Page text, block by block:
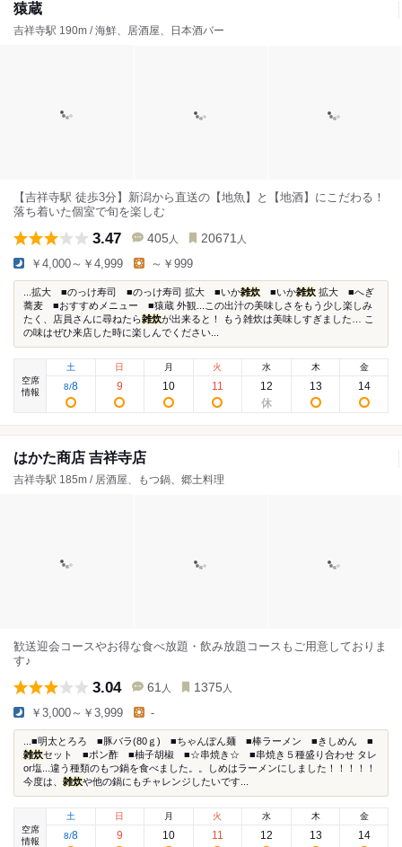
猿蔵
吉祥寺駅 190m / 海鮮、居酒屋、日本酒バー
【吉祥寺駅 徒歩3分】新潟から直送の【地魚】と【地酒】にこだわる！
落ち着いた個室で旬を楽しむ
3.47 405 人 20671 人
￥4,000～￥4,999 ～￥999
...拡大 ■のっけ寿司 ■のっけ寿司 拡大 ■いか雑炊 ■いか雑炊 拡大 ■へぎ
蕎麦 ■おすすめメニュー ■猿蔵 外観...この出汁の美味しさをもう少し楽しみ
たく、店員さんに尋ねたら雑炊が出来ると！ もう雑炊は美味しすぎました… こ
の味はぜひ来店した時に楽しんでください...
空席
情報
土
8/8
日
9
月
10
火
11
水
12
木
13
金
14
はかた商店 吉祥寺店
吉祥寺駅 185m / 居酒屋、もつ鍋、郷土料理
歓送迎会コースやお得な食べ放題・飲み放題コースもご用意しておりま
す♪
3.04 61 人 1375 人
￥3,000～￥3,999 -
...■明太とろろ ■豚バラ(80ｇ) ■ちゃんぽん麺 ■棒ラーメン ■きしめん ■
雑炊セット ■ポン酢 ■柚子胡椒 ■☆串焼き☆ ■串焼き５種盛り合わせ タレ
or塩...違う種類のもつ鍋を食べました。。しめはラーメンにしました！！！！！
今度は、 雑炊や他の鍋にもチャレンジしたいです...
空席
情報
土
8/8
日
9
月
10
火
11
水
12
木
13
金
14